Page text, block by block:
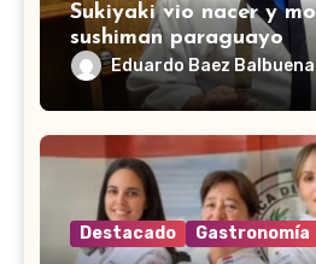
Sukiyaki vio nacer y
sushiman paraguayo
Eduardo Baez Balbuena
Destacado Gastronomía